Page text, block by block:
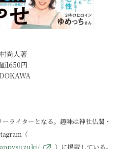
尚人著
1650円
ライターとなる。趣味は神社仏閣・
（
）に掲載している。